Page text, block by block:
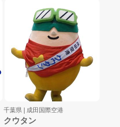
千葉県 | 成田国際空港
クウタン